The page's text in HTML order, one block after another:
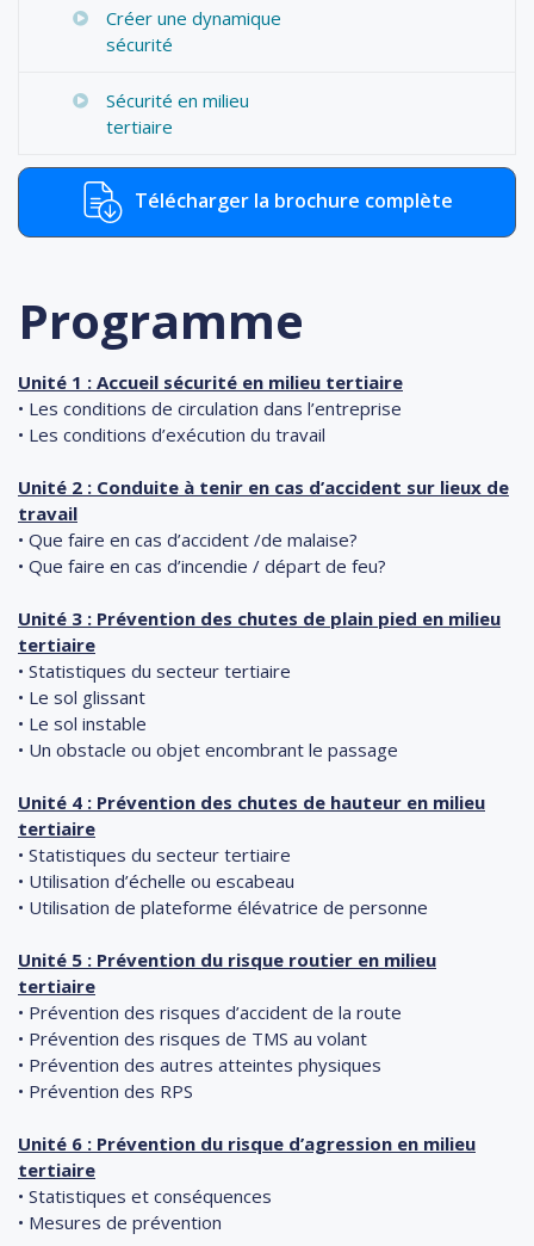
Créer une dynamique
sécurité
Sécurité en milieu
tertiaire
Télécharger la brochure complète
Programme
Unité 1 : Accueil sécurité en milieu tertiaire
• Les conditions de circulation dans l’entreprise
• Les conditions d’exécution du travail
Unité 2 : Conduite à tenir en cas d’accident sur lieux de
travail
• Que faire en cas d’accident /de malaise?
• Que faire en cas d’incendie / départ de feu?
Unité 3 : Prévention des chutes de plain pied en milieu
tertiaire
• Statistiques du secteur tertiaire
• Le sol glissant
• Le sol instable
• Un obstacle ou objet encombrant le passage
Unité 4 : Prévention des chutes de hauteur en milieu
tertiaire
• Statistiques du secteur tertiaire
• Utilisation d’échelle ou escabeau
• Utilisation de plateforme élévatrice de personne
Unité 5 : Prévention du risque routier en milieu
tertiaire
• Prévention des risques d’accident de la route
• Prévention des risques de TMS au volant
• Prévention des autres atteintes physiques
• Prévention des RPS
Unité 6 : Prévention du risque d’agression en milieu
tertiaire
• Statistiques et conséquences
• Mesures de prévention